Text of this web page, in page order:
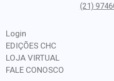
(21)
Login
EDIÇÕES CHC
LOJA VIRTUAL
FALE CONOSCO